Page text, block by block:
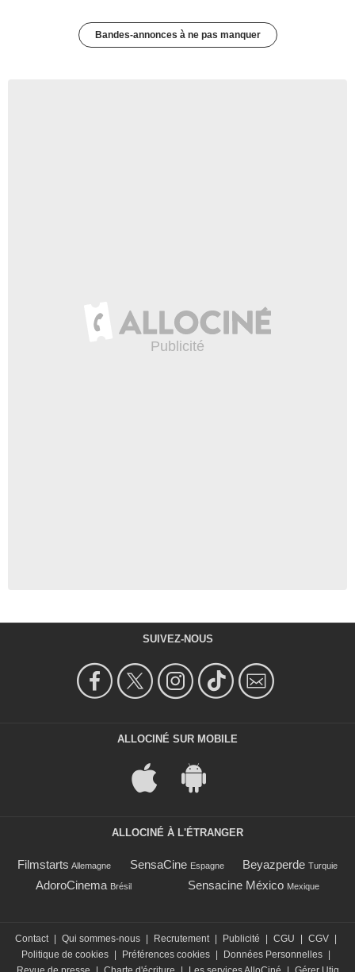
Bandes-annonces à ne pas manquer
SUIVEZ-NOUS
ALLOCINÉ SUR MOBILE
ALLOCINÉ À L'ÉTRANGER
Filmstarts Allemagne SensaCine Espagne Beyazperde Turquie
AdoroCinema Brésil Sensacine México Mexique
Contact Qui sommes-nous Recrutement Publicité CGU CGV
Politique de cookies
Préférences cookies Données Personnelles